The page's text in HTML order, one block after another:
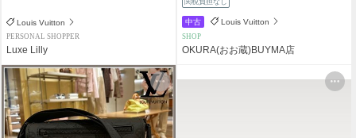
Louis Vuitton
PERSONAL SHOPPER
Luxe Lilly
中古 Louis Vuitton
SHOP
OKURA(おお蔵)BUYMA店